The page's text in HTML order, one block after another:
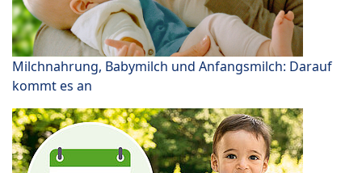
Milchnahrung, Babymilch und Anfangsmilch: Darauf
kommt es an